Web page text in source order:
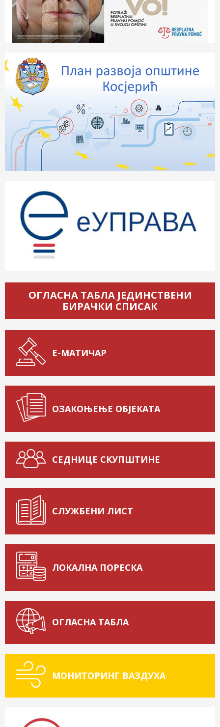
ОГЛАСНА ТАБЛА ЈЕДИНСТВЕНИ
БИРАЧКИ СПИСАК
Е-МАТИЧАР
ОЗАКОЊЕЊЕ ОБЈЕКАТА
СЕДНИЦЕ СКУПШТИНЕ
СЛУЖБЕНИ ЛИСТ
ЛОКАЛНА ПОРЕСКА
ОГЛАСНА ТАБЛА
МОНИТОРИНГ ВАЗДУХА